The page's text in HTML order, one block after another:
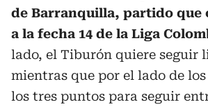
de Barranquilla, partido que
a la fecha 14 de la Liga
lado, el Tiburón quiere seguir
mientras que por el lado de
los tres puntos para seguir